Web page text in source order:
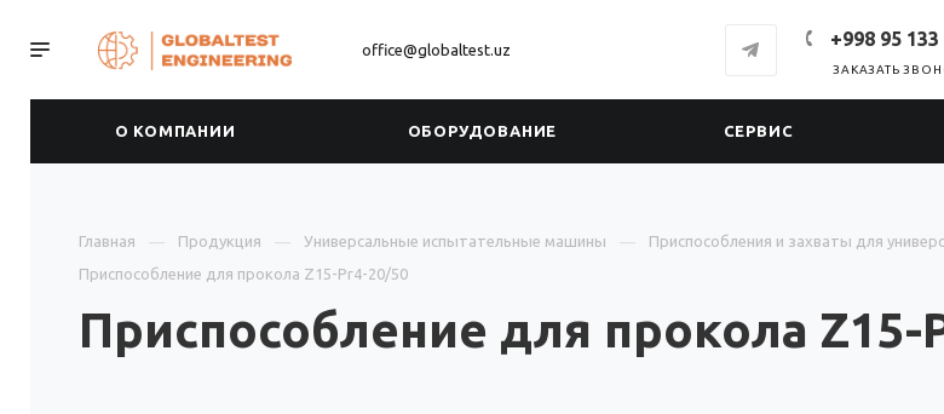
office@globaltest.uz +998 95 133
ЗАКАЗАТЬ
О КОМПАНИИ ОБОРУДОВАНИЕ СЕРВИС
Главная Продукция Универсальные испытательные машины Приспособления и захваты для
Приспособление для прокола Z15-Pr4-20/50
Приспособление для прокола Z15-